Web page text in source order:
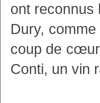
ont reconnus
Dury,
coup de
Conti, un vin